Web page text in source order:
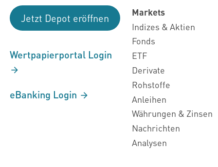
Jetzt Depot eröffnen
Wertpapierportal Login
eBanking Login
Markets
Indizes & Aktien
Fonds
ETF
Derivate
Rohstoffe
Anleihen
Währungen & Zinsen
Nachrichten
Analysen